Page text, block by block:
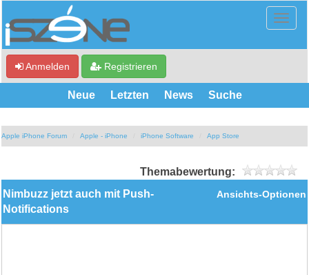
Anmelden Registrieren
Neue Letzten News Suche
Apple iPhone Forum Apple - iPhone iPhone Software App Store
Themabewertung:
Ansichts-Optionen
Nimbuzz jetzt auch mit Push-
Notifications